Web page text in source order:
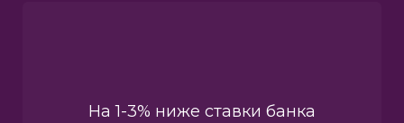
На 1-3% ниже ставки банка